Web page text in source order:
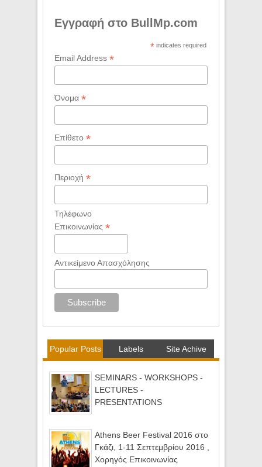
Εγγραφή στο BullMp.com
*indicates required
Email Address *
Όνομα *
Επίθετο *
Περιοχή *
Τηλέφωνο
Επικοινωνίας *
Αντικείμενο Απασχόλησης
Popular Posts Labels Site Achive
SEMINARS - WORKSHOPS -
LECTURES -
PRESENTATIONS
Athens Beer Festival 2016 στο
Γκάζι, 1-11 Σεπτεμβρίου 2016 ,
Χορηγός Επικοινωνίας